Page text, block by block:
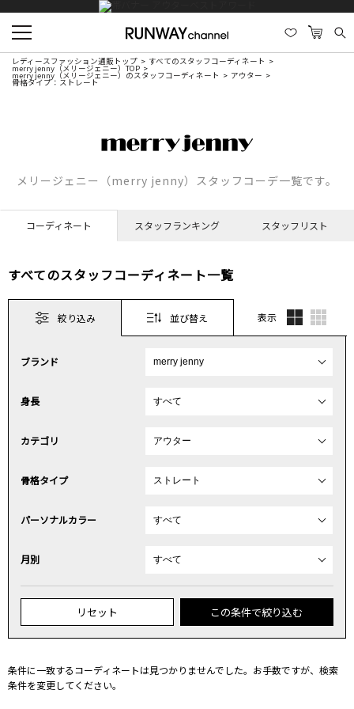
レディースファッション通販トップ すべてのスタッフコーディネート
merry jenny（メリージェニー）TOP
merry jenny（メリージェニー）のスタッフコーディネート アウター
骨格タイプ：ストレート
メリージェニー（merry jenny）スタッフコーデ一覧です。
コーディネート スタッフランキング スタッフリスト
すべてのスタッフコーディネート一覧
絞り込み 並び替え 表示
ブランド
身長
カテゴリ
骨格タイプ
パーソナルカラー
月別
リセット この条件で絞り込む
条件に一致するコーディネートは見つかりませんでした。お手数ですが、検索
条件を変更してください。